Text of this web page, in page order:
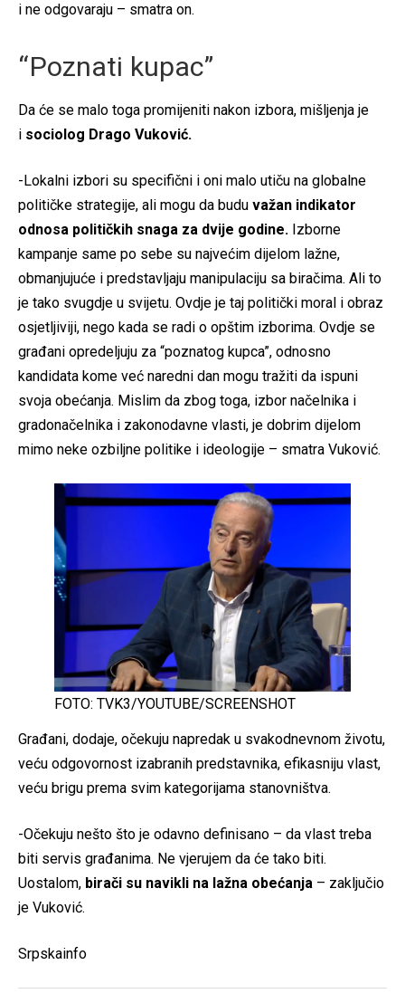
i ne odgovaraju – smatra on.
“Poznati kupac”
Da će se malo toga promijeniti nakon izbora, mišljenja je
i sociolog Drago Vuković.
-Lokalni izbori su specifični i oni malo utiču na globalne
političke strategije, ali mogu da budu važan indikator
odnosa političkih snaga za dvije godine. Izborne
kampanje same po sebe su najvećim dijelom lažne,
obmanjujuće i predstavljaju manipulaciju sa biračima. Ali to
je tako svugdje u svijetu. Ovdje je taj politički moral i obraz
osjetljiviji, nego kada se radi o opštim izborima. Ovdje se
građani opredeljuju za “poznatog kupca”, odnosno
kandidata kome već naredni dan mogu tražiti da ispuni
svoja obećanja. Mislim da zbog toga, izbor načelnika i
gradonačelnika i zakonodavne vlasti, je dobrim dijelom
mimo neke ozbiljne politike i ideologije – smatra Vuković.
FOTO: TVK3/YOUTUBE/SCREENSHOT
Građani, dodaje, očekuju napredak u svakodnevnom životu,
veću odgovornost izabranih predstavnika, efikasniju vlast,
veću brigu prema svim kategorijama stanovništva.
-Očekuju nešto što je odavno definisano – da vlast treba
biti servis građanima. Ne vjerujem da će tako biti.
Uostalom, birači su navikli na lažna obećanja – zaključio
je Vuković.
Srpskainfo